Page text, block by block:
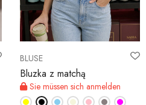
BLUSE
Bluzka z matchą
Sie müssen sich anmelden